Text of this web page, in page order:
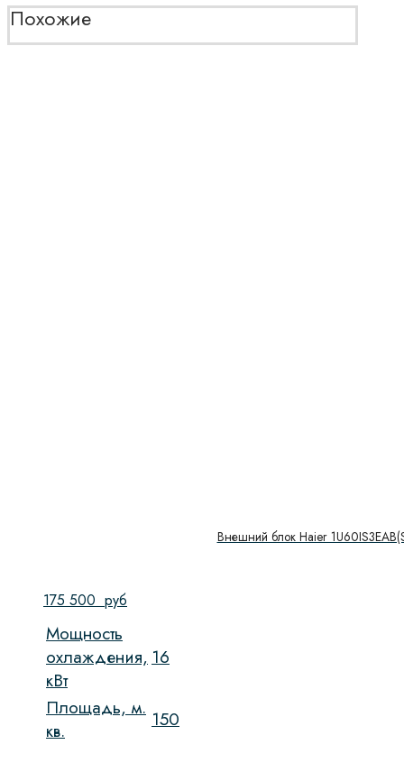
Похожие
Внешний блок Haier
175 500 руб
Мощность
охлаждения,
кВт
16
Площадь, м.
кв.
150